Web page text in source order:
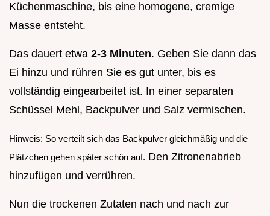
Küchenmaschine, bis eine homogene, cremige
Masse entsteht.
Das dauert etwa 2-3 Minuten. Geben Sie dann das
Ei hinzu und rühren Sie es gut unter, bis es
vollständig eingearbeitet ist. In einer separaten
Schüssel Mehl, Backpulver und Salz vermischen.
Hinweis: So verteilt sich das Backpulver gleichmäßig und die
Plätzchen gehen später schön auf. Den Zitronenabrieb
hinzufügen und verrühren.
Nun die trockenen Zutaten nach und nach zur